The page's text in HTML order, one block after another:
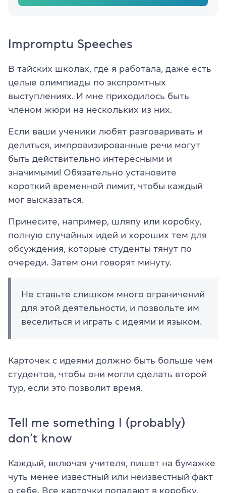
Impromptu Speeches
В тайских школах, где я работала, даже есть
целые олимпиады по экспромтных
выступлениях. И мне приходилось быть
членом жюри на нескольких из них.
Если ваши ученики любят разговаривать и
делиться, импровизированные речи могут
быть действительно интересными и
значимыми! Обязательно установите
короткий временной лимит, чтобы каждый
мог высказаться.
Принесите, например, шляпу или коробку,
полную случайных идей и хороших тем для
обсуждения, которые студенты тянут по
очереди. Затем они говорят минуту.
Не ставьте слишком много ограничений
для этой деятельности, и позвольте им
веселиться и играть с идеями и языком.
Карточек с идеями должно быть больше чем
студентов, чтобы они могли сделать второй
тур, если это позволит время.
Tell me something I (probably)
don’t know
Каждый, включая учителя, пишет на бумажке
чуть менее известный или неизвестный факт
о себе. Все карточки попадают в коробку.